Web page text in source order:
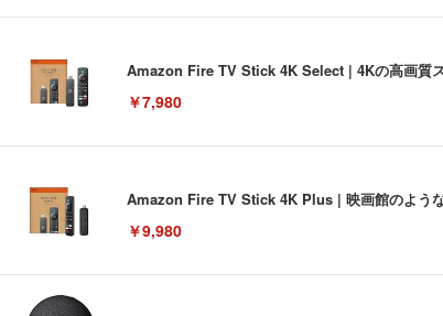
Amazon Fire TV Stick 4K Select | 4Kの高画質
￥7,980
Amazon Fire TV Stick 4K Plus | 映画館のよう
￥9,980